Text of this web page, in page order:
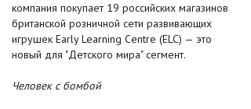
компания покупает 19 российских магазинов
британской розничной сети развивающих
игрушек Early Learning Centre (ELC) — это
новый для "Детского мира" сегмент.
Человек с бомбой